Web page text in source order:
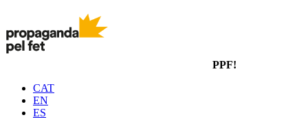
PPF!
CAT
EN
ES